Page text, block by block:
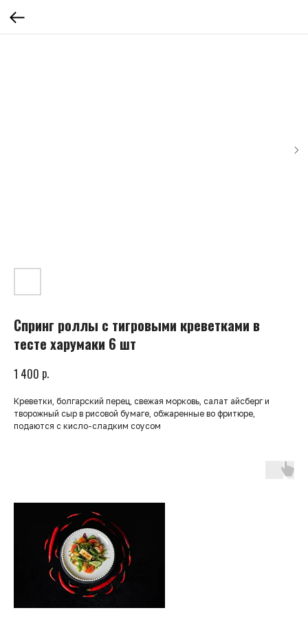
Спринг роллы с тигровыми креветками в
тесте харумаки 6 шт
1 400 р.
Креветки, болгарский перец, свежая морковь, салат айсберг и
творожный сыр в рисовой бумаге, обжаренные во фритюре,
подаются с кисло-сладким соусом